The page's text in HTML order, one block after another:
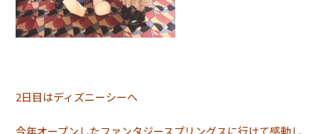
2日目はディズニーシーへ
今年オープンしたファンタジースプリングスに行けて感動し